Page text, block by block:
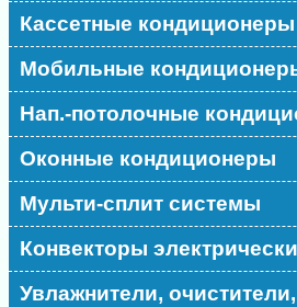
Кассетные кондиционеры
Мобильные
Нап.-потолочные
Оконные кондиционеры
Мульти-сплит системы
Конвекторы
Увлажнители,